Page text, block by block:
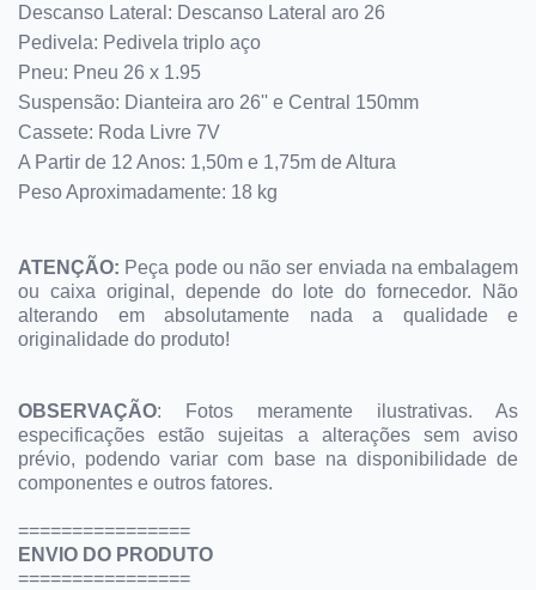
Descanso Lateral: Descanso Lateral aro 26
Pedivela: Pedivela triplo aço
Pneu: Pneu 26 x 1.95
Suspensão: Dianteira aro 26'' e Central 150mm
Cassete: Roda Livre 7V
A Partir de 12 Anos: 1,50m e 1,75m de Altura
Peso Aproximadamente: 18 kg
ATENÇÃO: Peça pode ou não ser enviada na embalagem
ou caixa original, depende do lote do fornecedor. Não
alterando em absolutamente nada a qualidade e
originalidade do produto!
OBSERVAÇÃO: Fotos meramente ilustrativas. As
especificações estão sujeitas a alterações sem aviso
prévio, podendo variar com base na disponibilidade de
componentes e outros fatores.
================
ENVIO DO PRODUTO
================